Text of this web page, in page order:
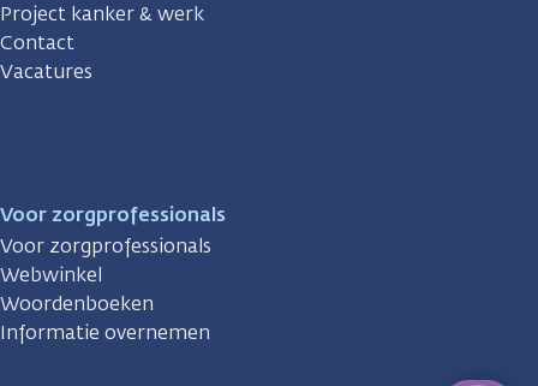
Project kanker & werk
Contact
Vacatures
Voor zorgprofessionals
Voor zorgprofessionals
Webwinkel
Woordenboeken
Informatie overnemen